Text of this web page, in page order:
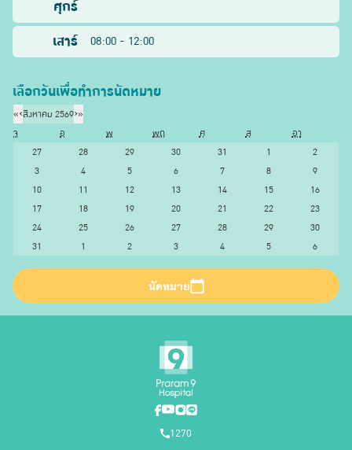
ศุกร์
เสาร์
08:00 - 12:00
เลือกวันเพื่อทำการนัดหมาย
«‹สิงหาคม 2569›»
จ
อ พ พฤ ศ ส
อา
27
28 29 30 31 1
2
3
4 5 6 7 8
9
10
11 12 13 14 15
16
17
18 19 20 21 22
23
24
25 26 27 28 29
30
31
1 2 3 4 5 6
นัดหมาย
1270